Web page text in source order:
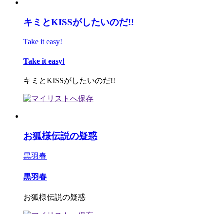
キミとKISSがしたいのだ!!
Take it easy!
Take it easy!
キミとKISSがしたいのだ!!
お狐様伝説の疑惑
黒羽春
黒羽春
お狐様伝説の疑惑